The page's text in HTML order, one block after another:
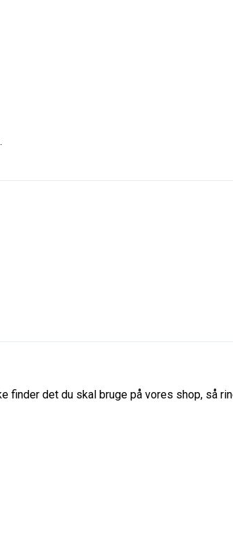
det du skal bruge på vores shop, så